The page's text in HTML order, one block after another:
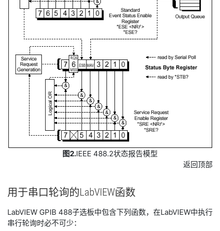
图2.IEEE 488.2状态报告模型
返回顶部
用于串口轮询的LabVIEW函数
LabVIEW GPIB 488子选板中包含下列函数，在LabVIEW中执行
串行轮询时必不可少：